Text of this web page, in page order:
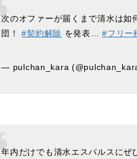
次のオファーが届くまで清水は如
団！#契約解除 を発表…#フリー
— pulchan_kara
年内だけでも清水エスパルスにぜ